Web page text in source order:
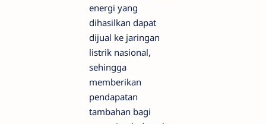
energi yang
dihasilkan dapat
dijual ke jaringan
listrik nasional,
sehingga
memberikan
pendapatan
tambahan bagi